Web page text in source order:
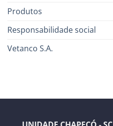
Produtos
Responsabilidade social
Vetanco S.A.